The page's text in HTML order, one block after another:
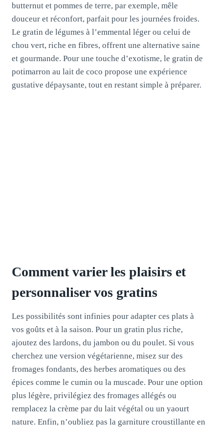
butternut et pommes de terre, par exemple, mêle
douceur et réconfort, parfait pour les journées froides.
Le gratin de légumes à l’emmental léger ou celui de
chou vert, riche en fibres, offrent une alternative saine
et gourmande. Pour une touche d’exotisme, le gratin de
potimarron au lait de coco propose une expérience
gustative dépaysante, tout en restant simple à préparer.
Comment varier les plaisirs et
personnaliser vos gratins
Les possibilités sont infinies pour adapter ces plats à
vos goûts et à la saison. Pour un gratin plus riche,
ajoutez des lardons, du jambon ou du poulet. Si vous
cherchez une version végétarienne, misez sur des
fromages fondants, des herbes aromatiques ou des
épices comme le cumin ou la muscade. Pour une option
plus légère, privilégiez des fromages allégés ou
remplacez la crème par du lait végétal ou un yaourt
nature. Enfin, n’oubliez pas la garniture croustillante en